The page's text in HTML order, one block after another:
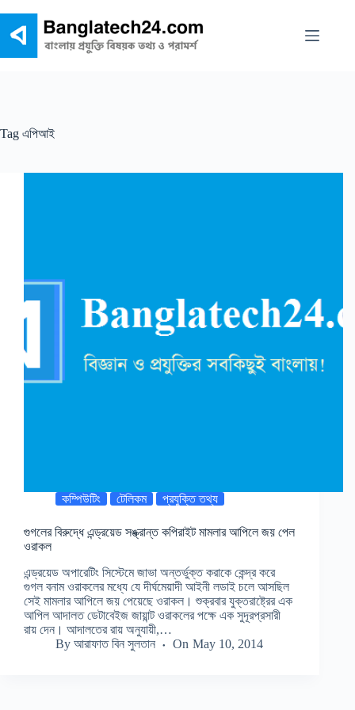
content
Tag এপিআই
কম্পিউটিং টেলিকম প্রযুক্তি তথ্য
গুগলের বিরুদ্ধে এন্ড্রয়েড সঙ্ক্রান্ত কপিরাইট মামলার আপিলে জয় পেল
ওরাকল
এন্ড্রয়েড অপারেটিং সিস্টেমে জাভা অন্তর্ভুক্ত করাকে কেন্দ্র করে
গুগল বনাম ওরাকলের মধ্যে যে দীর্ঘমেয়াদী আইনী লডাই চলে আসছিল
সেই মামলার আপিলে জয় পেয়েছে ওরাকল। শুক্রবার যুক্তরাষ্ট্রের এক
আপিল আদালত ডেটাবেইজ জায়ান্ট ওরাকলের পক্ষে এক সুদূরপ্রসারী
রায় দেন। আদালতের রায় অনুযায়ী,…
By আরাফাত বিন সুলতান On May 10, 2014